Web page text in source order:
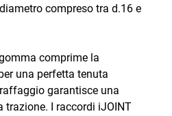
compreso tra d.16 e
comprime la
una perfetta tenuta
garantisce una
trazione. I raccordi iJOINT